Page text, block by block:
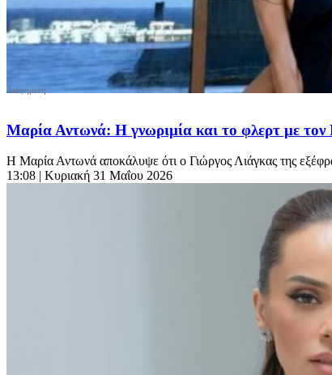
Μαρία Αντωνά: Η γνωριμία και το φλερτ με
Η Μαρία Αντωνά αποκάλυψε ότι ο Γιώργος Λιάγκας της
13:08 | Κυριακή 31 Μαΐου 2026